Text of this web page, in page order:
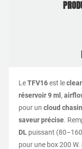
LeTFV16est le
réservoir 9 ml ,
pour un cloud
saveur précise.
DLpuissant (80–160
pour une box 200 W.